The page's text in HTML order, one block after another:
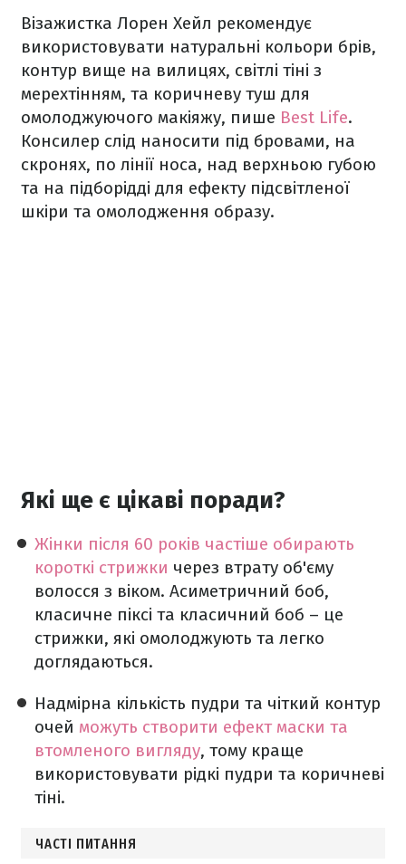
Візажистка Лорен Хейл рекомендує
використовувати натуральні кольори брів,
контур вище на вилицях, світлі тіні з
мерехтінням, та коричневу туш для
омолоджуючого макіяжу, пише Best Life.
Консилер слід наносити під бровами, на
скронях, по лінії носа, над верхньою губою
та на підборідді для ефекту підсвітленої
шкіри та омолодження образу.
Які ще є цікаві поради?
Жінки після 60 років частіше обирають
короткі стрижки через втрату об'єму
волосся з віком. Асиметричний боб,
класичне піксі та класичний боб – це
стрижки, які омолоджують та легко
доглядаються.
Надмірна кількість пудри та чіткий контур
очей можуть створити ефект маски та
втомленого вигляду, тому краще
використовувати рідкі пудри та коричневі
тіні.
ЧАСТІ ПИТАННЯ